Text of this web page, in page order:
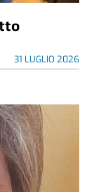
31 LUGLIO 2026